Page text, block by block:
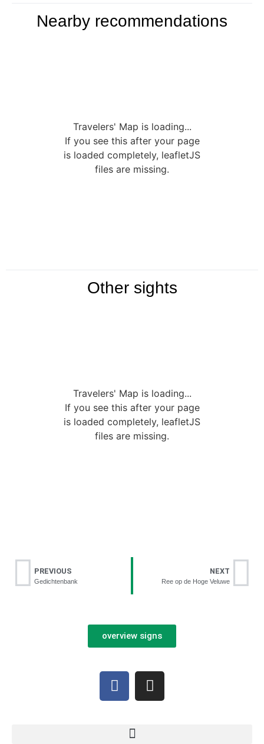
Nearby recommendations
Travelers' Map is loading...
If you see this after your page
is loaded completely, leafletJS
files are missing.
Other sights
Travelers' Map is loading...
If you see this after your page
is loaded completely, leafletJS
files are missing.
PREVIOUS
Gedichtenbank
NEXT
Ree op de Hoge Veluwe
overview signs